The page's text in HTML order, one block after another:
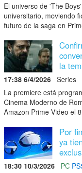
El universo de 'The
universitario, moviendo
futuro de la saga en
la
17:38 6/4/2026 Series
La premiere está
Cinema Moderno de
Amazon Prime Video el
Por
ya
18:30 10/3/2026 PC